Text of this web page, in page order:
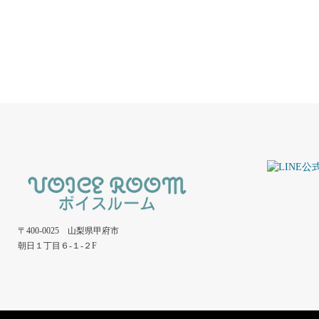
〒400-0025 山梨県甲府市
朝日１丁目６-１-２F